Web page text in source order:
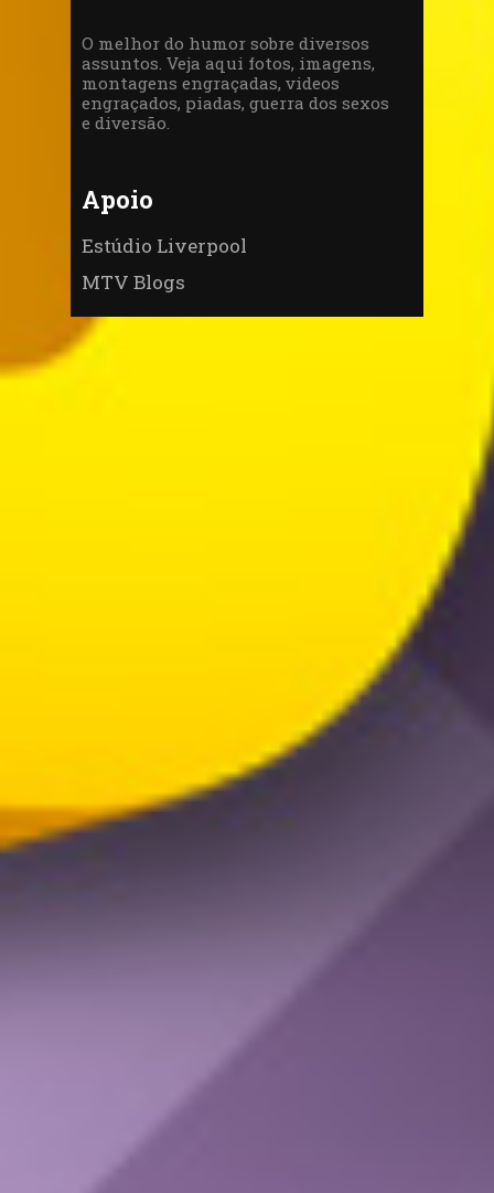
O melhor do humor sobre diversos
assuntos. Veja aqui fotos, imagens,
montagens engraçadas, videos
engraçados, piadas, guerra dos sexos
e diversão.
Apoio
Estúdio Liverpool
MTV Blogs